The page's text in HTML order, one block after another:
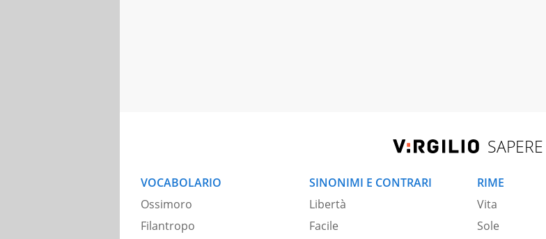
SAPERE
VOCABOLARIO
Ossimoro
Filantropo
SINONIMI E CONTRARI
Libertà
Facile
RIME
Vita
Sole